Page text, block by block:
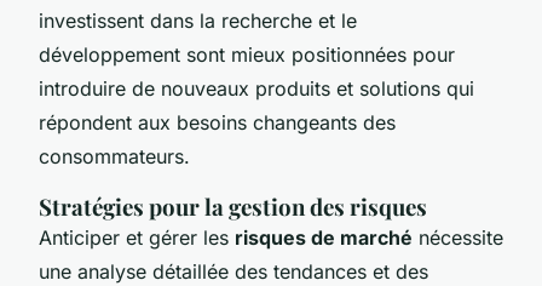
investissent dans la recherche et le
développement sont mieux positionnées pour
introduire de nouveaux produits et solutions qui
répondent aux besoins changeants des
consommateurs.
Stratégies pour la gestion des risques
Anticiper et gérer les risques de marché nécessite
une analyse détaillée des tendances et des